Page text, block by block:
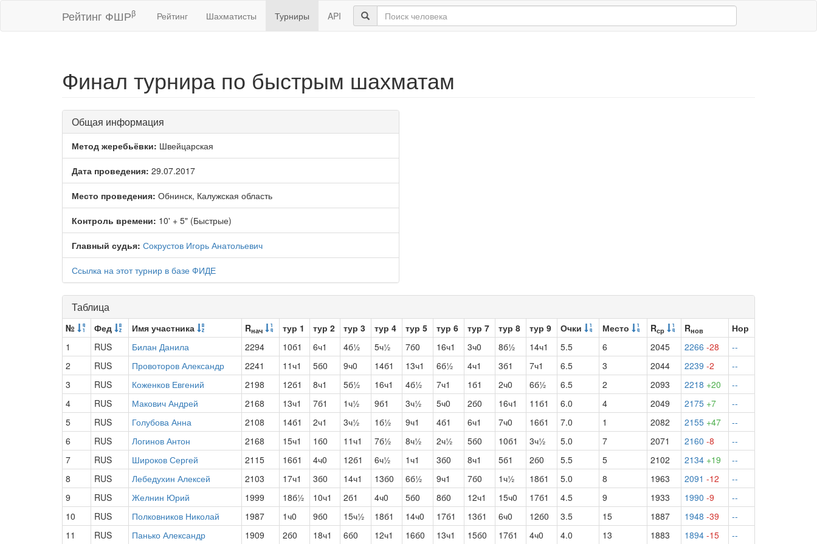
Рейтинг ФШРβ Рейтинг Шахматисты Турниры API
Финал турнира по быстрым шахматам
Общая информация
Метод жеребьёвки: Швейцарская
Дата проведения: 29.07.2017
Место проведения: Обнинск, Калужская область
Контроль времени: 10' + 5" (Быстрые)
Главный судья: Сокрустов Игорь Анатольевич
Ссылка на этот турнир в базе ФИДЕ
Таблица
№ Фед Имя участника Rнач тур 1 тур 2 тур 3 тур 4 тур 5 тур 6 тур 7 тур 8 тур 9 Очки Место Rср Rнов
Нор
1
RUS Билан Данила 2294 10б1 6ч1 4б½ 5ч½ 7б0 16ч1 3ч0 8б½ 14ч1 5.5 6 2045 2266 -28
--
2
RUS Провоторов Александр 2241 11ч1 5б0 9ч0 14б1 13ч1 6б½ 4ч1 3б1 7ч1 6.5 3 2044 2239 -2
--
3
RUS Коженков Евгений 2198 12б1 8ч1 5б½ 16ч1 4б½ 7ч1 1б1 2ч0 6б½ 6.5 2 2093 2218 +20
--
4
RUS Макович Андрей 2168 13ч1 7б1 1ч½ 9б1 3ч½ 5ч0 2б0 16ч1 11б1 6.0 4 2049 2175 +7
--
5
RUS Голубова Анна 2108 14б1 2ч1 3ч½ 1б½ 9ч1 4б1 6ч1 7ч0 16б1 7.0 1 2082 2155 +47
--
6
RUS Логинов Антон 2168 15ч1 1б0 11ч1 7б½ 8ч½ 2ч½ 5б0 10б1 3ч½ 5.0 7 2071 2160 -8
--
7
RUS Широков Сергей 2115 16б1 4ч0 12б1 6ч½ 1ч1 3б0 8ч1 5б1 2б0 5.5 5 2102 2134 +19
--
8
RUS Лебедухин Алексей 2103 17ч1 3б0 14ч1 13б0 6б½ 9ч1 7б0 1ч½ 18б1 5.0 8 1963 2091 -12
--
9
RUS Желнин Юрий 1999 18б½ 10ч1 2б1 4ч0 5б0 8б0 12ч1 15ч0 17б1 4.5 9 1933 1990 -9
--
10
RUS Полковников Николай 1987 1ч0 9б0 15ч½ 18б1 14ч0 17б1 13б1 6ч0 12б0 3.5 15 1887 1948 -39
--
11
RUS Панько Александр 1909 2б0 18ч1 6б0 12ч1 16б0 13ч1 15б0 17б1 4ч0 4.0 13 1883 1894 -15 --